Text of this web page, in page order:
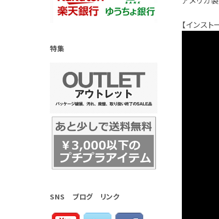
【インスト
特集
SNS ブログ リンク